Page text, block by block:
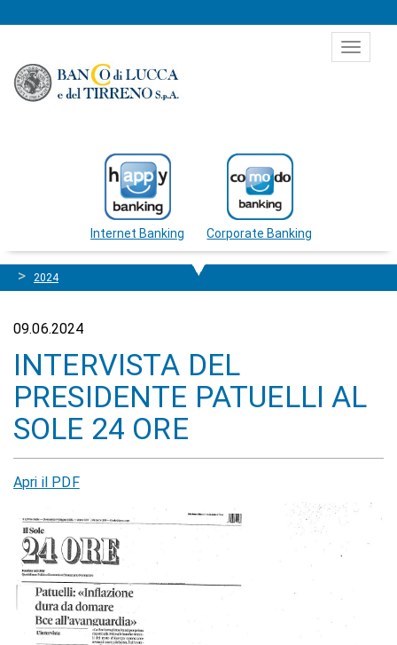
Toggle
Internet Banking Corporate Banking
2024
09.06.2024
INTERVISTA DEL
PRESIDENTE PATUELLI AL
SOLE 24 ORE
Apri il PDF